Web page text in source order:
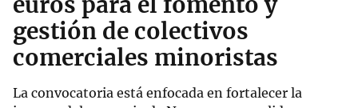
gestión de colectivos
comerciales minoristas
La convocatoria está enfocada en fortalecer la